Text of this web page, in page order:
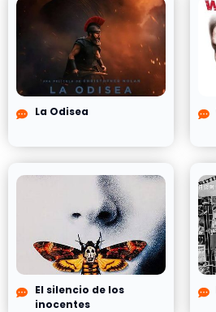
La Odisea
El silencio de los
inocentes